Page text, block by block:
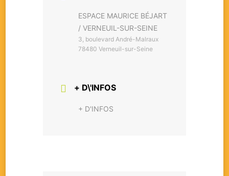
ESPACE MAURICE BÉJART
/ VERNEUIL-SUR-SEINE
3, boulevard André-Malraux
78480 Verneuil-sur-Seine
+ D\'INFOS
+ D'INFOS